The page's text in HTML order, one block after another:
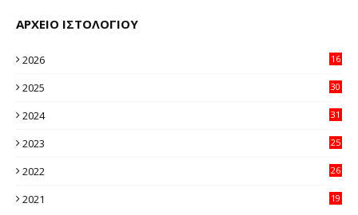
ΑΡΧΕΙΟ ΙΣΤΟΛΟΓΙΟΥ
2026
16
2025
30
2024
31
2023
25
2022
26
2021
19